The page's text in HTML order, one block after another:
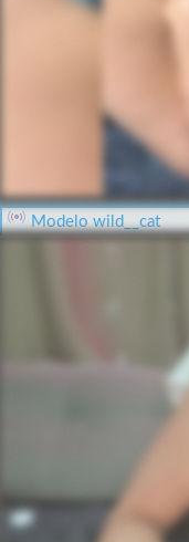
Modelo wild__cat